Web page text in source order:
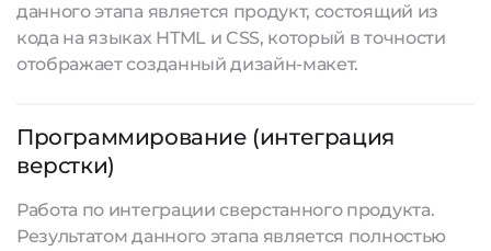
данного этапа является продукт, состоящий из
кода на языках HTML и CSS, который в точности
отображает созданный дизайн-макет.
Программирование (интеграция
верстки)
Работа по интеграции сверстанного продукта.
Результатом данного этапа является полностью